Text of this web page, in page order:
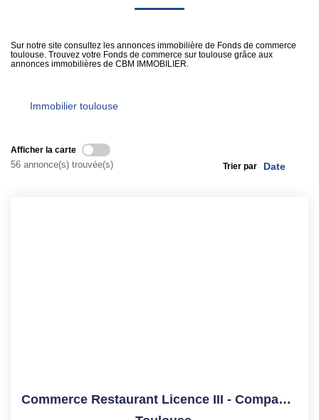
Location Locaux Professionnels
INVESTISSEURS
NOTRE AGENCE
Sur notre site consultez les annonces immobilière de Fonds de commerce
toulouse. Trouvez votre Fonds de commerce sur toulouse grâce aux
annonces immobilières de CBM IMMOBILIER.
Immobilier toulouse
Afficher la carte
56 annonce(s) trouvée(s) Trier par
Commerce Restaurant Licence III - Compans-Caffarelli - 45 M²